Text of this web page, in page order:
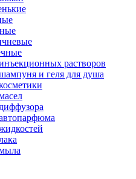
растворов
и геля для душа